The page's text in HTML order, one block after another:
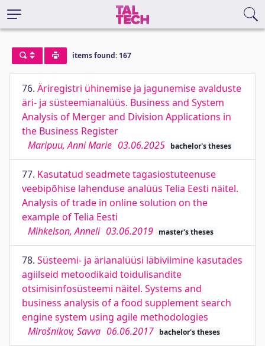
items found: 167
76. Äriregistri ühinemise ja jagunemise avalduste
äri- ja süsteemianalüüs. Business and System
Analysis of Merger and Division Applications in
the Business Register
Maripuu, Anni Marie 03.06.2025 bachelor's theses
77. Kasutatud seadmete tagasiostuteenuse
veebipõhise lahenduse analüüs Telia Eesti näitel.
Analysis of trade in online solution on the
example of Telia Eesti
Mihkelson, Anneli 03.06.2019 master's theses
78. Süsteemi- ja ärianalüüsi läbiviimine kasutades
agiilseid metoodikaid toidulisandite
otsimisinfosüsteemi näitel. Systems and
business analysis of a food supplement search
engine system using agile methodologies
Mirošnikov, Savva 06.06.2017 bachelor's theses